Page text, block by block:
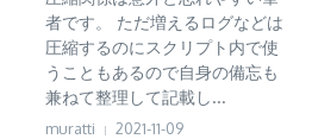
者です。 ただ増えるログなどは
圧縮するのにスクリプト内で使
うこともあるので自身の備忘も
兼ねて整理して記載し...
muratti 2021-11-09